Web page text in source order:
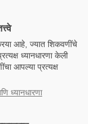
आहे, ज्यात शिकवणींचे
ध्यानधारणा केली
आपल्या प्रत्यक्ष
ध्यानधारणा